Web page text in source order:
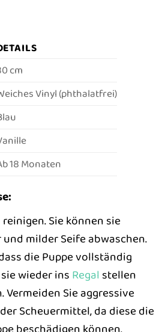
cm
Vinyl (phthalatfrei)
18 Monaten
Sie können sie
milder Seife abwaschen.
die Puppe vollständig
wieder ins Regal stellen
Sie aggressive
Scheuermittel, da diese die